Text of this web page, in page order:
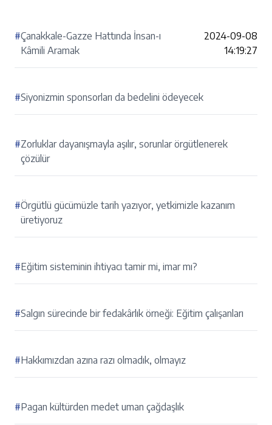
#Çanakkale-Gazze Hattında İnsan-ı
Kâmili Aramak
2024-09-08
14:19:27
#Siyonizmin sponsorları da bedelini ödeyecek
#Zorluklar dayanışmayla aşılır, sorunlar örgütlenerek
çözülür
#Örgütlü gücümüzle tarih yazıyor, yetkimizle kazanım
üretiyoruz
#Eğitim sisteminin ihtiyacı tamir mi, imar mı?
#Salgın sürecinde bir fedakârlık örneği: Eğitim çalışanları
#Hakkımızdan azına razı olmadık, olmayız
#Pagan kültürden medet uman çağdaşlık